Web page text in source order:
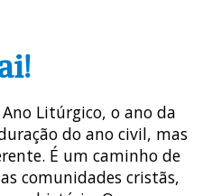
Litúrgico, o ano da
do ano civil, mas
É um caminho de
comunidades cristãs,